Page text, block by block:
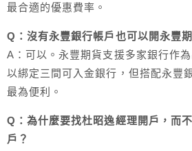
最合適的優惠費率。
Q：沒有永豐銀行帳戶也可以開永豐
A：可以。永豐期貨支援多家銀行作
以綁定三間可入金銀行，但搭配永豐
最為便利。
Q：為什麼要找杜昭逸經理開戶，而
戶？